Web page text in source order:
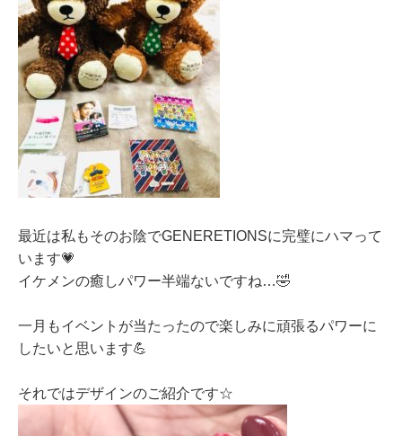
最近は私もそのお陰でGENERETIONSに完璧にハマって
います💗
イケメンの癒しパワー半端ないですね…🤣
一月もイベントが当たったので楽しみに頑張るパワーに
したいと思います💪
それではデザインのご紹介です☆